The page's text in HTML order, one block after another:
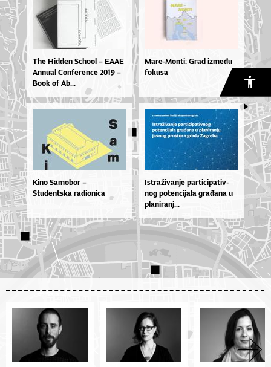
The Hid­den Scho­ol – EA­AE
An­nu­al Con­fe­ren­ce 2019 –
Bo­ok of Ab...
Mare-Monti: Grad između
fokusa
Kino Samobor –
Studentska radionica
Is­tra­ži­va­nje par­ti­ci­pa­tiv­
nog po­ten­ci­ja­la gra­đa­na u
pla­ni­ra­nj...